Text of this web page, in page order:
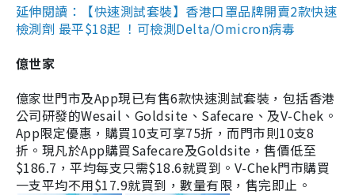
延伸閱讀：【快速測試套裝】香港口罩品牌開賣2款快速
檢測劑 最平$18起 ！可檢測Delta/Omicron病毒
億世家
億家世門市及App現已有售6款快速測試套裝，包括香港
公司研發的Wesail、Goldsite、Safecare、及V-Chek。
App限定優惠，購買10支可享75折，而門市則10支8
折。現凡於App購買Safecare及Goldsite，售價低至
$186.7，平均每支只需$18.6就買到。V-Chek門市購買
一支平均不用$17.9就買到，數量有限，售完即止。